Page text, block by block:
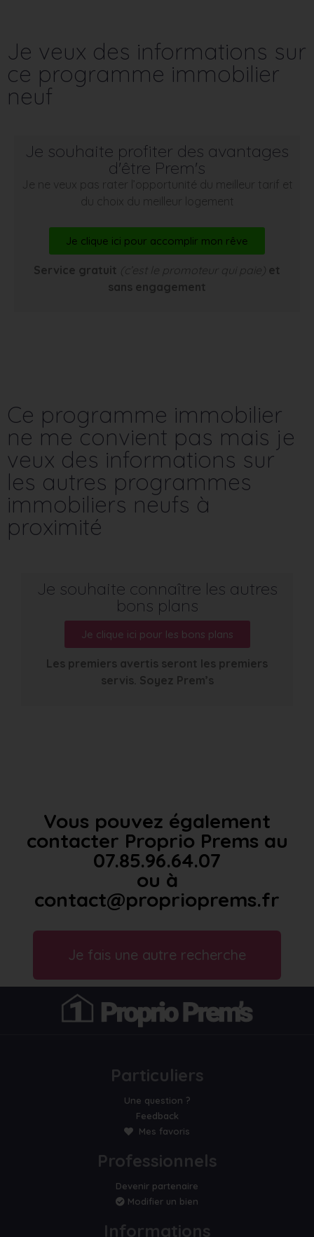
Je veux des informations sur
ce programme immobilier
neuf
Je souhaite profiter des avantages
d'être Prem's
Je ne veux pas rater l’opportunité du meilleur tarif et
du choix du meilleur logement
Je clique ici pour accomplir mon rêve
Service gratuit (c’est le promoteur qui paie) et
sans engagement
Ce programme immobilier
ne me convient pas mais je
veux des informations sur
les autres programmes
immobiliers neufs à
proximité
Je souhaite connaître les autres
bons plans
Je clique ici pour les bons plans
Les premiers avertis seront les premiers
servis. Soyez Prem’s
Vous pouvez également
contacter Proprio Prems au
07.85.96.64.07
ou à
contact@proprioprems.fr
Je fais une autre recherche
Particuliers
Une question ?
Feedback
Mes favoris
Professionnels
Devenir partenaire
Modifier un bien
Informations